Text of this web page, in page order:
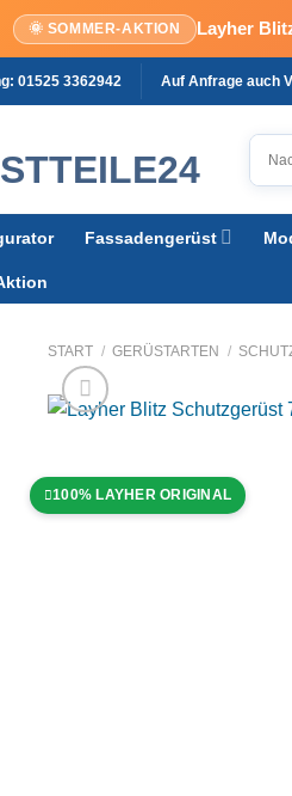
🌞 SOMMER-AKTION Layher
01525 3362942 Auf Anfrage auch
Fassadengerüst
START / GERÜSTARTEN /
100% LAYHER ORIGINAL